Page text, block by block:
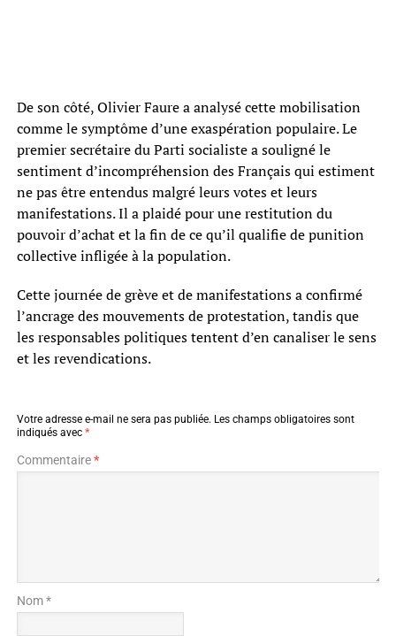
De son côté, Olivier Faure a analysé cette mobilisation
comme le symptôme d’une exaspération populaire. Le
premier secrétaire du Parti socialiste a souligné le
sentiment d’incompréhension des Français qui estiment
ne pas être entendus malgré leurs votes et leurs
manifestations. Il a plaidé pour une restitution du
pouvoir d’achat et la fin de ce qu’il qualifie de punition
collective infligée à la population.
Cette journée de grève et de manifestations a confirmé
l’ancrage des mouvements de protestation, tandis que
les responsables politiques tentent d’en canaliser le sens
et les revendications.
Votre adresse e-mail ne sera pas publiée. Les champs obligatoires sont
indiqués avec *
Commentaire*
Nom *